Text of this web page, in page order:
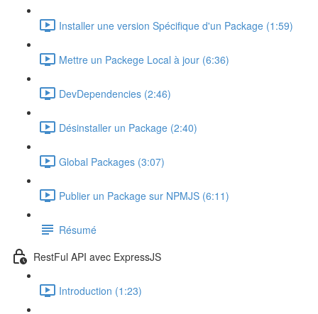
Installer une version Spécifique d'un Package (1:59)
Mettre un Packege Local à jour (6:36)
DevDependencies (2:46)
Désinstaller un Package (2:40)
Global Packages (3:07)
Publier un Package sur NPMJS (6:11)
Résumé
RestFul API avec ExpressJS
Introduction (1:23)